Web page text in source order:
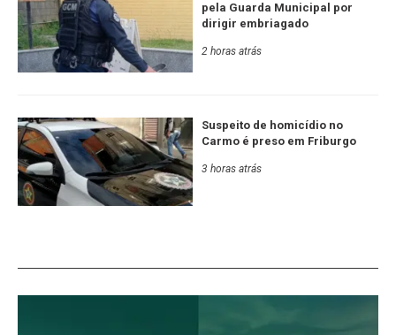
pela Guarda Municipal por
dirigir embriagado
2 horas atrás
Suspeito de homicídio no
Carmo é preso em Friburgo
3 horas atrás